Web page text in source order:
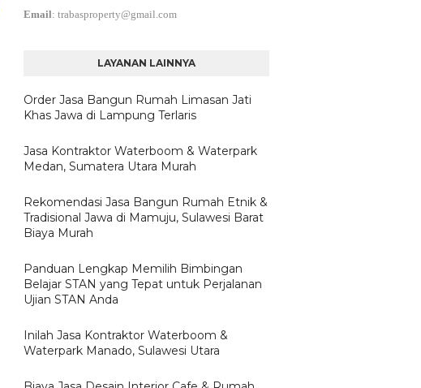
Email: trabasproperty@gmail.com
LAYANAN LAINNYA
Order Jasa Bangun Rumah Limasan Jati
Khas Jawa di Lampung Terlaris
Jasa Kontraktor Waterboom & Waterpark
Medan, Sumatera Utara Murah
Rekomendasi Jasa Bangun Rumah Etnik &
Tradisional Jawa di Mamuju, Sulawesi Barat
Biaya Murah
Panduan Lengkap Memilih Bimbingan
Belajar STAN yang Tepat untuk Perjalanan
Ujian STAN Anda
Inilah Jasa Kontraktor Waterboom &
Waterpark Manado, Sulawesi Utara